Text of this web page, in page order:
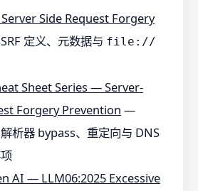
Side Request Forgery
定义、元数据与 file://
Sheet Series — Server-
Forgery Prevention —
析器 bypass、重定向与 DNS
AI — LLM06:2025 Excessive